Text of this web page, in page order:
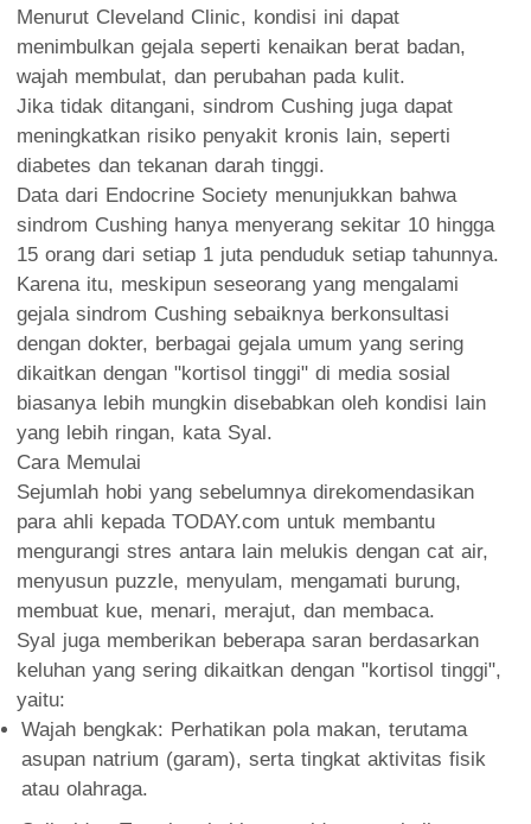
Menurut Cleveland Clinic, kondisi ini dapat
menimbulkan gejala seperti kenaikan berat badan,
wajah membulat, dan perubahan pada kulit.
Jika tidak ditangani, sindrom Cushing juga dapat
meningkatkan risiko penyakit kronis lain, seperti
diabetes dan tekanan darah tinggi.
Data dari Endocrine Society menunjukkan bahwa
sindrom Cushing hanya menyerang sekitar 10 hingga
15 orang dari setiap 1 juta penduduk setiap tahunnya.
Karena itu, meskipun seseorang yang mengalami
gejala sindrom Cushing sebaiknya berkonsultasi
dengan dokter, berbagai gejala umum yang sering
dikaitkan dengan "kortisol tinggi" di media sosial
biasanya lebih mungkin disebabkan oleh kondisi lain
yang lebih ringan, kata Syal.
Cara Memulai
Sejumlah hobi yang sebelumnya direkomendasikan
para ahli kepada TODAY.com untuk membantu
mengurangi stres antara lain melukis dengan cat air,
menyusun puzzle, menyulam, mengamati burung,
membuat kue, menari, merajut, dan membaca.
Syal juga memberikan beberapa saran berdasarkan
keluhan yang sering dikaitkan dengan "kortisol tinggi",
yaitu:
Wajah bengkak: Perhatikan pola makan, terutama
asupan natrium (garam), serta tingkat aktivitas fisik
atau olahraga.